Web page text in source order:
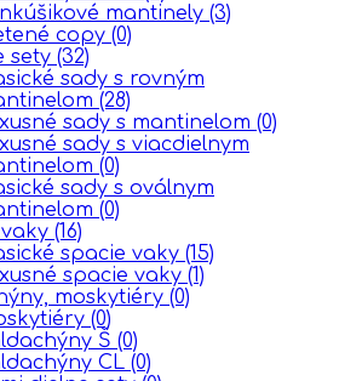
mantinely (3)
copy (0)
sety (32)
sady s rovným
(28)
sady s mantinelom (0)
sady s viacdielnym
(0)
sady s oválnym
(0)
(16)
spacie vaky (15)
spacie vaky (1)
moskytiéry (0)
(0)
Š (0)
CL (0)